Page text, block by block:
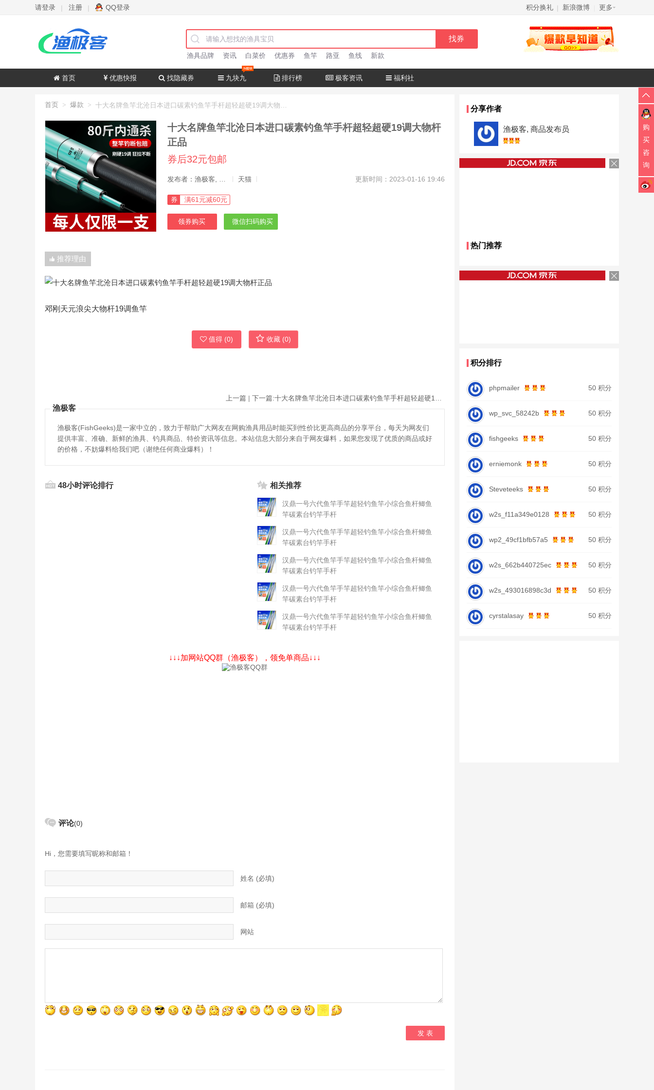
请登录 | 注册 | QQ登录 积分换礼 | 新浪微博 更多
渔具品牌 资讯 白菜价 优惠券 鱼竿 路亚 鱼线 新款
首页 优惠快报 找隐藏券 九块九 排行榜 极客资讯 福利社
首页 > 爆款 >
十大名牌鱼竿北沧日本进口碳素钓鱼竿手杆超轻超硬19调大物杆
正品
券后32元包邮
天猫 更新时间：2023-01-16 19:46
券 满61元减60元
领券购买 微信扫码购买
推荐理由
邓刚天元浪尖大物杆19调鱼竿
值得 (0) 收藏 (0)
上一篇 | 下一篇:
渔极客
渔极客(FishGeeks)是一家中立的，致力于帮助广大网友在网购渔具用品时能买到性价比更高商品的分享平台，每天为网友们
提供丰富、准确、新鲜的渔具、钓具商品、特价资讯等信息。本站信息大部分来自于网友爆料，如果您发现了优质的商品或好
的价格，不妨爆料给我们吧（谢绝任何商业爆料）！
48小时评论排行 相关推荐
汉鼎一号六代鱼竿手竿超轻钓鱼竿小综合鱼杆鲫鱼
竿碳素台钓竿手杆
汉鼎一号六代鱼竿手竿超轻钓鱼竿小综合鱼杆鲫鱼
竿碳素台钓竿手杆
汉鼎一号六代鱼竿手竿超轻钓鱼竿小综合鱼杆鲫鱼
竿碳素台钓竿手杆
汉鼎一号六代鱼竿手竿超轻钓鱼竿小综合鱼杆鲫鱼
竿碳素台钓竿手杆
汉鼎一号六代鱼竿手竿超轻钓鱼竿小综合鱼杆鲫鱼
竿碳素台钓竿手杆
↓↓↓加网站QQ群（渔极客），领免单商品↓↓↓
评论(0)
Hi，您需要填写昵称和邮箱！
姓名 (必填)
邮箱 (必填)
网站
分享作者
渔极客, 商品发布员
热门推荐
积分排行
phpmailer 50 积分
wp_svc_58242b 50 积分
fishgeeks 50 积分
erniemonk 50 积分
Steveteeks 50 积分
w2s_f11a349e0128 50 积分
wp2_49cf1bfb57a5 50 积分
w2s_662b440725ec 50 积分
w2s_493016898c3d 50 积分
cyrstalasay 50 积分
购
买
咨
询